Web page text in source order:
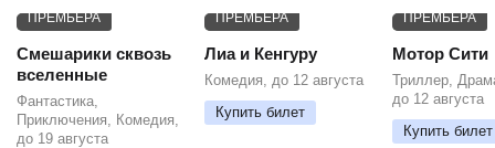
ПРЕМЬЕРА
Смешарики сквозь
вселенные
Фантастика,
Приключения, Комедия,
до 19 августа
ПРЕМЬЕРА
Лиа и Кенгуру
Комедия, до 12 августа
Купить билет
ПРЕМЬЕРА
Мотор Сити
Триллер,
до 12 августа
Купить билет